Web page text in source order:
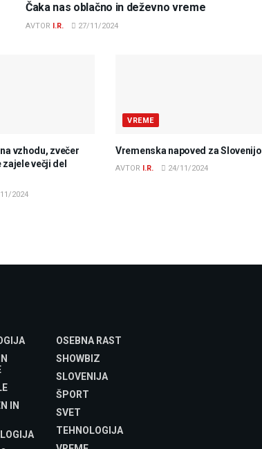
Čaka nas oblačno in deževno vreme
AVTOR I.R. 27/11/2024
vzhodu, zvečer
večji del
2024
VREME
Vremenska napoved za Slovenijo
AVTOR I.R. 24/11/2024
IN
OSEBNA RAST
SHOWBIZ
SLOVENIJA
ŠPORT
SVET
TEHNOLOGIJA